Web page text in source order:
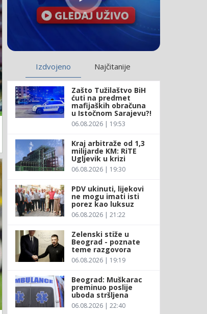
Izdvojeno Najčitanije
Zašto Tužilaštvo BiH
ćuti na predmet
mafijaških obračuna
u Istočnom Sarajevu?!
06.08.2026 | 19:53
Kraj arbitraže od 1,3
milijarde KM: RiTE
Ugljevik u krizi
06.08.2026 | 19:30
PDV ukinuti, lijekovi
ne mogu imati isti
porez kao luksuz
06.08.2026 | 21:22
Zelenski stiže u
Beograd - poznate
teme razgovora
06.08.2026 | 19:19
Beograd: Muškarac
preminuo poslije
uboda stršljena
06.08.2026 | 22:40